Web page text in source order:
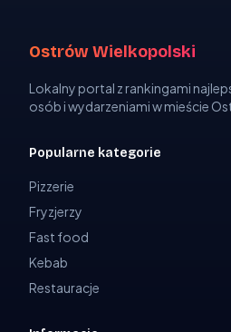
Ostrów Wielkopolski
Lokalny portal z rankingami
osób i wydarzeniami w mieście
Popularne kategorie
Pizzerie
Fryzjerzy
Fast food
Kebab
Restauracje